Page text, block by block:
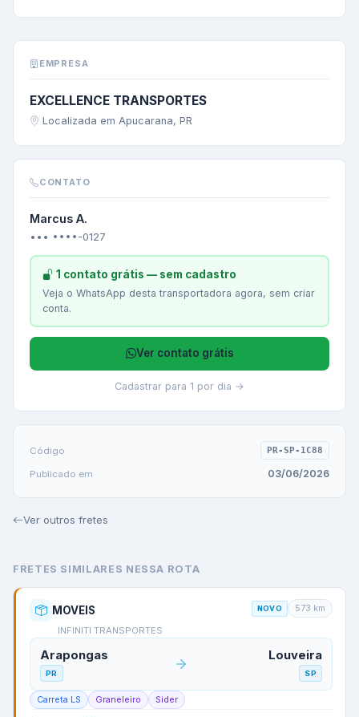
EMPRESA
EXCELLENCE TRANSPORTES
Localizada em Apucarana, PR
CONTATO
Marcus A.
••• ••••-0127
1 contato grátis — sem cadastro
Veja o WhatsApp desta transportadora agora, sem criar
conta.
Ver contato grátis
Cadastrar para 1 por dia →
Código PR-SP-1C88
Publicado em 03/06/2026
Ver outros fretes
FRETES SIMILARES NESSA ROTA
MOVEIS
INFINITI TRANSPORTES
NOVO 573 km
Arapongas
PR
Louveira
SP
Carreta LS Graneleiro Sider